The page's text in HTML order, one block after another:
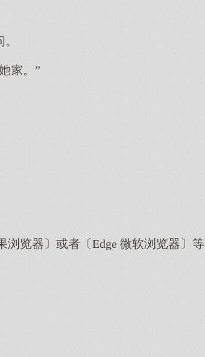
。”
览器〕或者〔Edge 微软浏览器〕